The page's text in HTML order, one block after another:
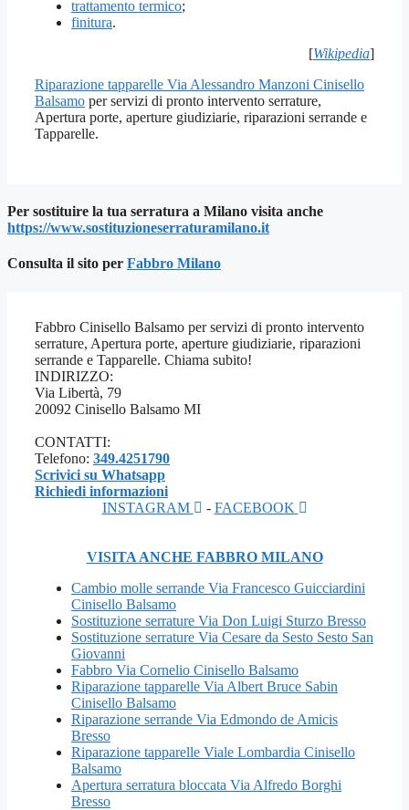
trattamento termico;
finitura.
[Wikipedia]
Riparazione tapparelle Via Alessandro Manzoni Cinisello
Balsamo per servizi di pronto intervento serrature,
Apertura porte, aperture giudiziarie, riparazioni serrande e
Tapparelle.
Per sostituire la tua serratura a Milano visita anche
https://www.sostituzioneserraturamilano.it
Consulta il sito per Fabbro Milano
Fabbro Cinisello Balsamo per servizi di pronto intervento
serrature, Apertura porte, aperture giudiziarie, riparazioni
serrande e Tapparelle. Chiama subito!
INDIRIZZO:
Via Libertà, 79
20092 Cinisello Balsamo MI
CONTATTI:
Telefono: 349.4251790
Scrivici su Whatsapp
Richiedi informazioni
INSTAGRAM
- FACEBOOK
VISITA ANCHE FABBRO MILANO
Cambio molle serrande Via Francesco Guicciardini
Cinisello Balsamo
Sostituzione serrature Via Don Luigi Sturzo Bresso
Sostituzione serrature Via Cesare da Sesto Sesto San
Giovanni
Fabbro Via Cornelio Cinisello Balsamo
Riparazione tapparelle Via Albert Bruce Sabin
Cinisello Balsamo
Riparazione serrande Via Edmondo de Amicis
Bresso
Riparazione tapparelle Viale Lombardia Cinisello
Balsamo
Apertura serratura bloccata Via Alfredo Borghi
Bresso